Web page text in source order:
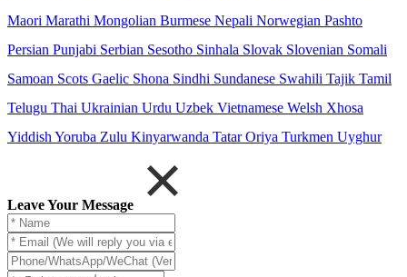
Maori Marathi Mongolian Burmese Nepali Norwegian Pashto
Persian Punjabi Serbian Sesotho Sinhala Slovak Slovenian Somali
Samoan Scots Gaelic Shona Sindhi Sundanese Swahili Tajik Tamil
Telugu Thai Ukrainian Urdu Uzbek Vietnamese Welsh Xhosa
Yiddish Yoruba Zulu Kinyarwanda Tatar Oriya Turkmen Uyghur
Leave Your Message